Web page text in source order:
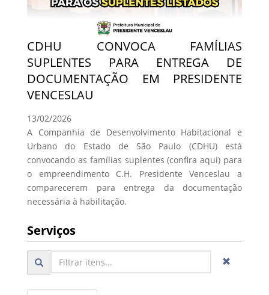
CDHU CONVOCA FAMÍLIAS
SUPLENTES PARA ENTREGA DE
DOCUMENTAÇÃO EM PRESIDENTE
VENCESLAU
13/02/2026
A Companhia de Desenvolvimento Habitacional e
Urbano do Estado de São Paulo (CDHU) está
convocando as famílias suplentes (confira aqui) para
o empreendimento C.H. Presidente Venceslau a
comparecerem para entrega da documentação
necessária à habilitação.
Serviços